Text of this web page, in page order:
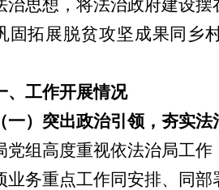
治思想，将法治政府建设
固拓展脱贫攻坚成果同乡
、工作开展情况
（一） 突出政治引领，夯实法
党组高度重视依法治局工
业务重点工作同安排、同